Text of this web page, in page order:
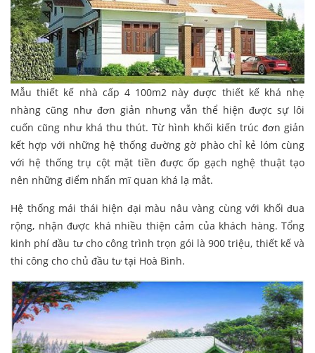
Mẫu thiết kế nhà cấp 4 100m2 này được thiết kế khá nhẹ
nhàng cũng như đơn giản nhưng vẫn thể hiện được sự lôi
cuốn cũng như khá thu thút. Từ hình khối kiến trúc đơn giản
kết hợp với những hệ thống đường gờ phào chỉ kẻ lóm cùng
với hệ thống trụ cột mặt tiền được ốp gạch nghệ thuật tạo
nên những điểm nhấn mĩ quan khá lạ mắt.
Hệ thống mái thái hiện đại màu nâu vàng cùng với khối đua
rộng, nhận được khá nhiều thiện cảm của khách hàng. Tổng
kinh phí đầu tư cho công trình trọn gói là 900 triệu, thiết kế và
thi công cho chủ đầu tư tại Hoà Bình.